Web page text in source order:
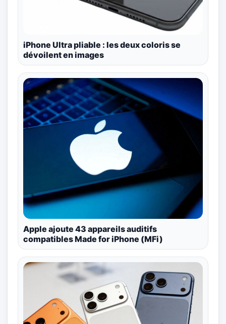
iPhone Ultra pliable : les deux coloris se
dévoilent en images
Apple ajoute 43 appareils auditifs
compatibles Made for iPhone (MFi)